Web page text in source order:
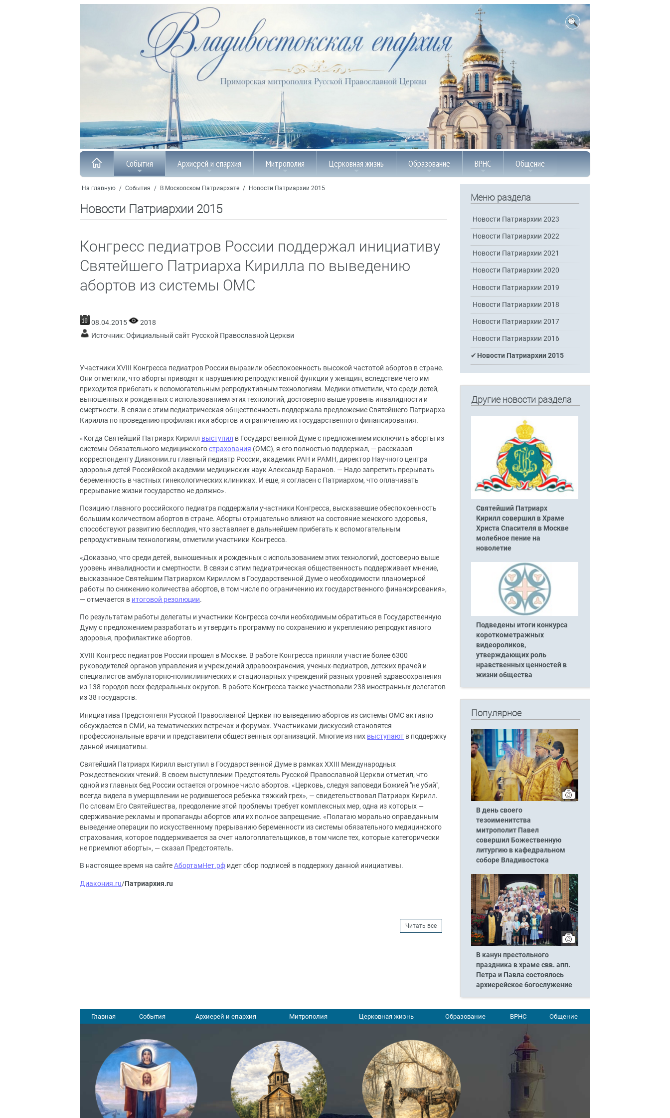
События Архиерей и епархия Митрополия Церковная жизнь Образование ВРНС Общение
На главную / События / В Московском Патриархате / Новости Патриархии 2015
Новости Патриархии 2015
Конгресс педиатров России поддержал инициативу
Святейшего Патриарха Кирилла по выведению
абортов из системы ОМС
08.04.2015
2018
Источник:Официальный сайт Русской Православной Церкви
Участники XVIII Конгресса педиатров России выразили обеспокоенность высокой частотой абортов в стране.
Они отметили, что аборты приводят к нарушению репродуктивной функции у женщин, вследствие чего им
приходится прибегать к вспомогательным репродуктивным технологиям. Медики отметили, что среди детей,
выношенных и рожденных с использованием этих технологий, достоверно выше уровень инвалидности и
смертности. В связи с этим педиатрическая общественность поддержала предложение Святейшего Патриарха
Кирилла по проведению профилактики абортов и ограничению их государственного финансирования.
«Когда Святейший Патриарх Кирилл выступил в Государственной Думе с предложением исключить аборты из
системы Обязательного медицинскогострахования (ОМС), я его полностью поддержал, — рассказал
корреспонденту Диаконии.ru главный педиатр России, академик РАН и РАМН, директор Научного центра
здоровья детей Российской академии медицинских наук Александр Баранов. — Надо запретить прерывать
беременность в частных гинекологических клиниках. И еще, я согласен с Патриархом, что оплачивать
прерывание жизни государство не должно».
Позицию главного российского педиатра поддержали участники Конгресса, высказавшие обеспокоенность
большим количеством абортов в стране. Аборты отрицательно влияют на состояние женского здоровья,
способствуют развитию бесплодия, что заставляет в дальнейшем прибегать к вспомогательным
репродуктивным технологиям, отметили участники Конгресса.
«Доказано, что среди детей, выношенных и рожденных с использованием этих технологий, достоверно выше
уровень инвалидности и смертности. В связи с этим педиатрическая общественность поддерживает мнение,
высказанное Святейшим Патриархом Кириллом в Государственной Думе о необходимости планомерной
работы по снижению количества абортов, в том числе по ограничению их государственного финансирования»,
— отмечается в итоговой резолюции.
По результатам работы делегаты и участники Конгресса сочли необходимым обратиться в Государственную
Думу с предложением разработать и утвердить программу по сохранению и укреплению репродуктивного
здоровья, профилактике абортов.
XVIII Конгресс педиатров России прошел в Москве. В работе Конгресса приняли участие более 6300
руководителей органов управления и учреждений здравоохранения, ученых-педиатров, детских врачей и
специалистов амбулаторно-поликлинических и стационарных учреждений разных уровней здравоохранения
из 138 городов всех федеральных округов. В работе Конгресса также участвовали 238 иностранных делегатов
из 38 государств.
Инициатива Предстоятеля Русской Православной Церкви по выведению абортов из системы ОМС активно
обсуждается в СМИ, на тематических встречах и форумах. Участниками дискуссий становятся
профессиональные врачи и представители общественных организаций. Многие из них выступают в поддержку
данной инициативы.
Святейший Патриарх Кирилл выступил в Государственной Думе в рамках XXIII Международных
Рождественских чтений. В своем выступлении Предстоятель Русской Православной Церкви отметил, что
одной из главных бед России остается огромное число абортов. «Церковь, следуя заповеди Божией "не убий",
всегда видела в умерщвлении не родившегося ребенка тяжкий грех», — свидетельствовал Патриарх Кирилл.
По словам Его Святейшества, преодоление этой проблемы требует комплексных мер, одна из которых —
сдерживание рекламы и пропаганды абортов или их полное запрещение. «Полагаю морально оправданным
выведение операции по искусственному прерыванию беременности из системы обязательного медицинского
страхования, которое поддерживается за счет налогоплательщиков, в том числе тех, которые категорически
не приемлют аборты», — сказал Предстоятель.
В настоящее время на сайтеАбортамНет.рф идет сбор подписей в поддержку данной инициативы.
Диакония.ru/Патриархия.ru
Читать все
Меню раздела
Новости Патриархии 2023
Новости Патриархии 2022
Новости Патриархии 2021
Новости Патриархии 2020
Новости Патриархии 2019
Новости Патриархии 2018
Новости Патриархии 2017
Новости Патриархии 2016
Новости Патриархии 2015
Другие новости раздела
Святейший Патриарх
Кирилл совершил в Храме
Христа Спасителя в Москве
молебное пение на
новолетие
Подведены итоги конкурса
короткометражных
видеороликов,
утверждающих роль
нравственных ценностей в
жизни общества
Популярное
В день своего
тезоименитства
митрополит Павел
совершил Божественную
литургию в кафедральном
соборе Владивостока
В канун престольного
праздника в храме свв. апп.
Петра и Павла состоялось
архиерейское богослужение
Главная События Архиерей и епархия Митрополия Церковная жизнь Образование ВРНС Общение